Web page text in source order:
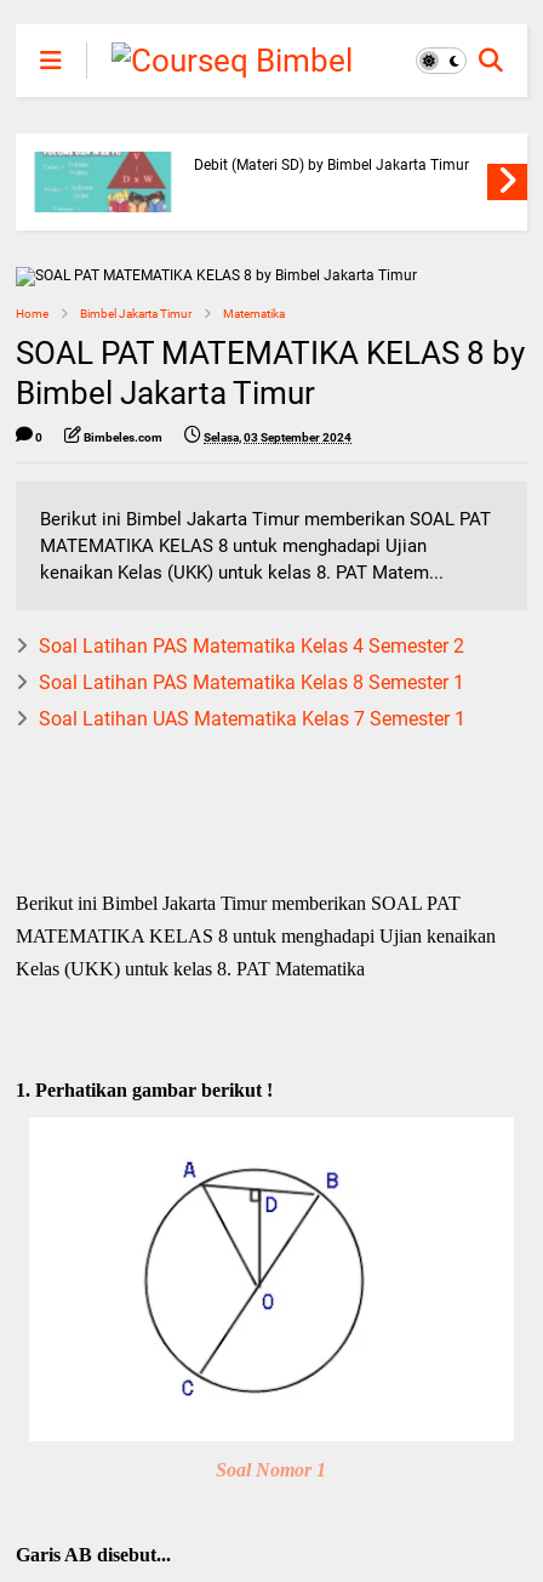
Debit (Materi SD) by Bimbel Jakarta Timur
Home Bimbel Jakarta Timur Matematika
SOAL PAT MATEMATIKA KELAS 8 by
Bimbel Jakarta Timur
0 Bimbeles.com Selasa, 03 September 2024
Berikut ini Bimbel Jakarta Timur memberikan SOAL PAT
MATEMATIKA KELAS 8 untuk menghadapi Ujian
kenaikan Kelas (UKK) untuk kelas 8. PAT Matem...
Soal Latihan PAS Matematika Kelas 4 Semester 2
Soal Latihan PAS Matematika Kelas 8 Semester 1
Soal Latihan UAS Matematika Kelas 7 Semester 1
Berikut ini Bimbel Jakarta Timur memberikan SOAL PAT
MATEMATIKA KELAS 8 untuk menghadapi Ujian kenaikan
Kelas (UKK) untuk kelas 8. PAT Matematika
1. Perhatikan gambar berikut !
Soal Nomor 1
Garis AB disebut...